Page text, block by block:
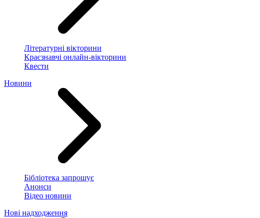
Літературні вікторини
Краєзнавчі онлайн-вікторини
Квести
Новини
Бібліотека запрошує
Анонси
Відео новини
Нові надходження